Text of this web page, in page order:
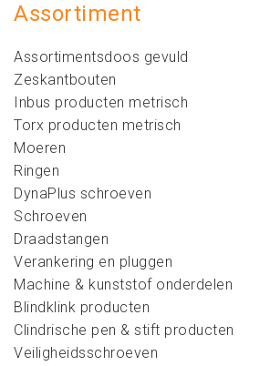
Assortiment
Assortimentsdoos gevuld
Zeskantbouten
Inbus producten metrisch
Torx producten metrisch
Moeren
Ringen
DynaPlus schroeven
Schroeven
Draadstangen
Verankering en pluggen
Machine & kunststof onderdelen
Blindklink producten
Clindrische pen & stift producten
Veiligheidsschroeven